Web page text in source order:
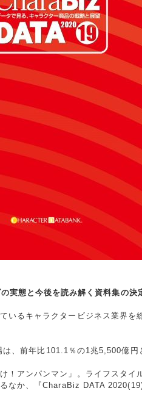
実態と今後を読み解く資料集の決
いるキャラクタービジネス業界
、前年比101.1％の1兆5,500億円
！アンパンマン」。ライフスタイ
なか、『CharaBiz DATA